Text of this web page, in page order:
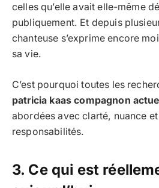
celles qu’elle avait elle-même
publiquement. Et depuis
chanteuse s’exprime encore
sa vie.
C’est pourquoi toutes les
patricia kaas compagnon
abordées avec clarté, nuance
responsabilités.
3. Ce qui est